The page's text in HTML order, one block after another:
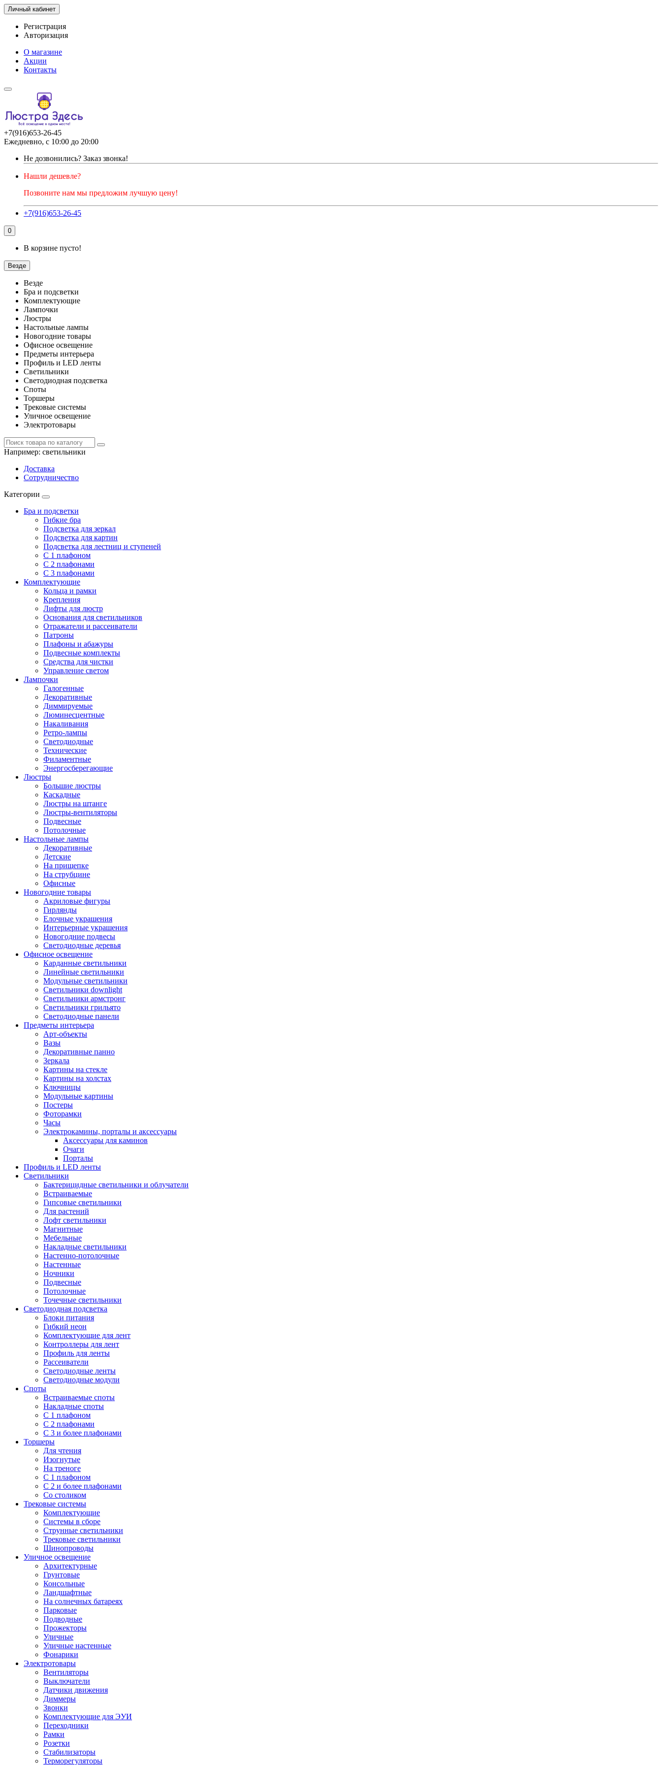
Личный кабинет
Регистрация
Авторизация
О магазине
Акции
Контакты
+7(916)653-26-45
Ежедневно, с 10:00 до 20:00
Не дозвонились? Заказ звонка!
Нашли дешевле?
Позвоните нам мы предложим лучшую цену!
+7(916)653-26-45
0
В корзине пусто!
Везде
Везде
Бра и подсветки
Комплектующие
Лампочки
Люстры
Настольные лампы
Новогодние товары
Офисное освещение
Предметы интерьера
Профиль и LED ленты
Светильники
Светодиодная подсветка
Споты
Торшеры
Трековые системы
Уличное освещение
Электротовары
Например: светильники
Доставка
Сотрудничество
Категории
Бра и подсветки
Гибкие бра
Подсветка для зеркал
Подсветка для картин
Подсветка для лестниц и ступеней
С 1 плафоном
С 2 плафонами
С 3 плафонами
Комплектующие
Кольца и рамки
Крепления
Лифты для люстр
Основания для светильников
Отражатели и рассеиватели
Патроны
Плафоны и абажуры
Подвесные комплекты
Средства для чистки
Управление светом
Лампочки
Галогенные
Декоративные
Диммируемые
Люминесцентные
Накаливания
Ретро-лампы
Светодиодные
Технические
Филаментные
Энергосберегающие
Люстры
Большие люстры
Каскадные
Люстры на штанге
Люстры-вентиляторы
Подвесные
Потолочные
Настольные лампы
Декоративные
Детские
На прищепке
На струбцине
Офисные
Новогодние товары
Акриловые фигуры
Гирлянды
Елочные украшения
Интерьерные украшения
Новогодние подвесы
Светодиодные деревья
Офисное освещение
Карданные светильники
Линейные светильники
Модульные светильники
Светильники downlight
Светильники армстронг
Светильники грильято
Светодиодные панели
Предметы интерьера
Арт-объекты
Вазы
Декоративные панно
Зеркала
Картины на стекле
Картины на холстах
Ключницы
Модульные картины
Постеры
Фоторамки
Часы
Электрокамины, порталы и аксессуары
Аксессуары для каминов
Очаги
Порталы
Профиль и LED ленты
Светильники
Бактерицидные светильники и облучатели
Встраиваемые
Гипсовые светильники
Для растений
Лофт светильники
Магнитные
Мебельные
Накладные светильники
Настенно-потолочные
Настенные
Ночники
Подвесные
Потолочные
Точечные светильники
Светодиодная подсветка
Блоки питания
Гибкий неон
Комплектующие для лент
Контроллеры для лент
Профиль для ленты
Рассеиватели
Светодиодные ленты
Светодиодные модули
Споты
Встраиваемые споты
Накладные споты
С 1 плафоном
С 2 плафонами
С 3 и более плафонами
Торшеры
Для чтения
Изогнутые
На треноге
С 1 плафоном
С 2 и более плафонами
Со столиком
Трековые системы
Комплектующие
Системы в сборе
Струнные светильники
Трековые светильники
Шинопроводы
Уличное освещение
Архитектурные
Грунтовые
Консольные
Ландшафтные
На солнечных батареях
Парковые
Подводные
Прожекторы
Уличные
Уличные настенные
Фонарики
Электротовары
Вентиляторы
Выключатели
Датчики движения
Диммеры
Звонки
Комплектующие для ЭУИ
Переходники
Рамки
Розетки
Стабилизаторы
Терморегуляторы